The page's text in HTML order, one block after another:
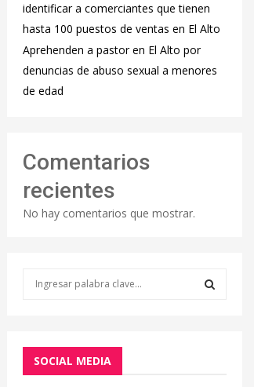
identificar a comerciantes que tienen
hasta 100 puestos de ventas en El Alto
Aprehenden a pastor en El Alto por
denuncias de abuso sexual a menores
de edad
Comentarios
recientes
No hay comentarios que mostrar.
f
SOCIAL MEDIA